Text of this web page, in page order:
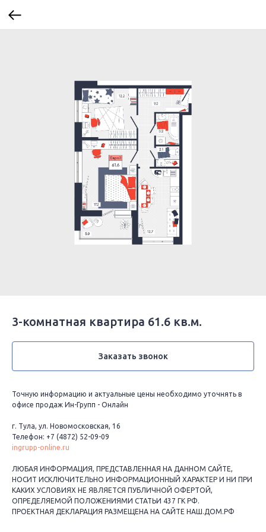
3-комнатная квартира 61.6 кв.м.
Заказать звонок
Точную информацию и актуальные цены необходимо уточнять в
офисе продаж Ин-Групп - Онлайн
г. Тула, ул. Новомосковская, 16
Телефон: +7 (4872) 52-09-09
ingrupp-online.ru
ЛЮБАЯ ИНФОРМАЦИЯ, ПРЕДСТАВЛЕННАЯ НА ДАННОМ САЙТЕ,
НОСИТ ИСКЛЮЧИТЕЛЬНО ИНФОРМАЦИОННЫЙ ХАРАКТЕР И НИ ПРИ
КАКИХ УСЛОВИЯХ НЕ ЯВЛЯЕТСЯ ПУБЛИЧНОЙ ОФЕРТОЙ,
ОПРЕДЕЛЯЕМОЙ ПОЛОЖЕНИЯМИ СТАТЬИ 437 ГК РФ.
ПРОЕКТНАЯ ДЕКЛАРАЦИЯ РАЗМЕЩЕНА НА САЙТЕ НАШ.ДОМ.РФ